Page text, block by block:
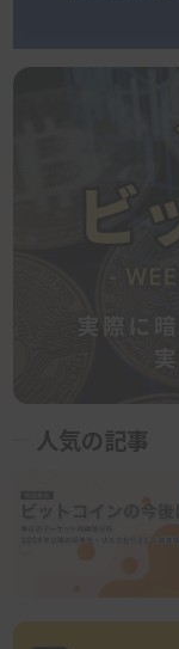
人気の記事